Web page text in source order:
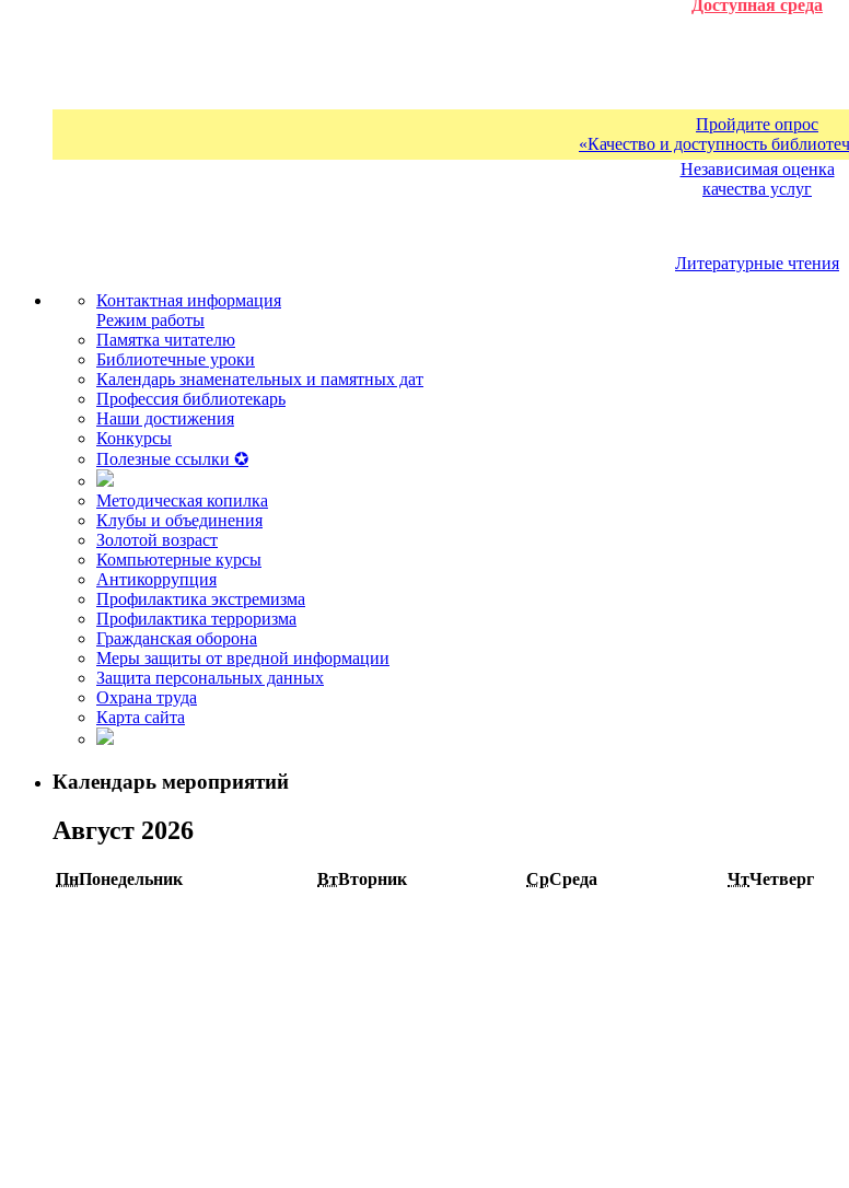
Доступная среда
Пройдите опрос
«Качество и доступность
Независимая оценка
качества услуг
Литературные чтения
Контактная информация
Режим работы
Памятка читателю
Библиотечные уроки
Календарь знаменательных и памятных дат
Профессия библиотекарь
Наши достижения
Конкурсы
Полезные ссылки ✪
Методическая копилка
Клубы и объединения
Золотой возраст
Компьютерные курсы
Антикоррупция
Профилактика экстремизма
Профилактика терроризма
Гражданская оборона
Меры защиты от вредной информации
Защита персональных данных
Охрана труда
Карта сайта
Календарь мероприятий
Август 2026
ПнПонедельник ВтВторник СрСреда ЧтЧетверг